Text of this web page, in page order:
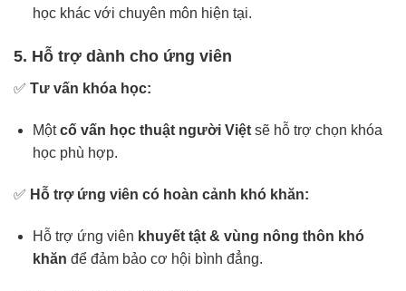
học khác với chuyên môn hiện tại.
5. Hỗ trợ dành cho ứng viên
✅ Tư vấn khóa học:
Mộtcố vấn học thuật người Việtsẽ hỗ trợ chọn khóa
học phù hợp.
✅ Hỗ trợ ứng viên có hoàn cảnh khó khăn:
Hỗ trợ ứng viên khuyết tật & vùng nông thôn khó
khăn để đảm bảo cơ hội bình đẳng.